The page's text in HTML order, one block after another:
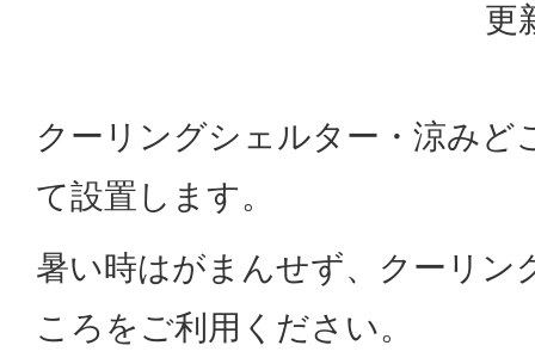
更
クーリングシェルター・涼みど
て設置します。
暑い時はがまんせず、クーリン
ころをご利用ください。